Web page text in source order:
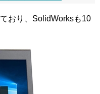
おり、SolidWorksも10